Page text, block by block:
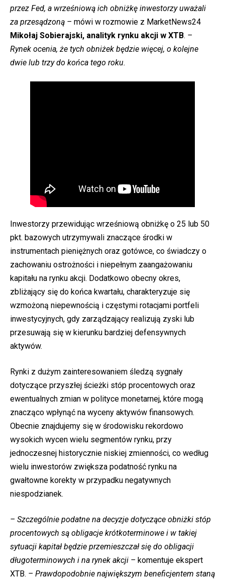
przez Fed, a wrześniową ich obniżkę inwestorzy uważali
za przesądzoną – mówi w rozmowie z MarketNews24
Mikołaj Sobierajski, analityk rynku akcji w XTB. –
Rynek ocenia, że tych obniżek będzie więcej, o kolejne
dwie lub trzy do końca tego roku.
Inwestorzy przewidując wrześniową obniżkę o 25 lub 50
pkt. bazowych utrzymywali znaczące środki w
instrumentach pieniężnych oraz gotówce, co świadczy o
zachowaniu ostrożności i niepełnym zaangażowaniu
kapitału na rynku akcji. Dodatkowo obecny okres,
zbliżający się do końca kwartału, charakteryzuje się
wzmożoną niepewnością i częstymi rotacjami portfeli
inwestycyjnych, gdy zarządzający realizują zyski lub
przesuwają się w kierunku bardziej defensywnych
aktywów.
Rynki z dużym zainteresowaniem śledzą sygnały
dotyczące przyszłej ścieżki stóp procentowych oraz
ewentualnych zmian w polityce monetarnej, które mogą
znacząco wpłynąć na wyceny aktywów finansowych.
Obecnie znajdujemy się w środowisku rekordowo
wysokich wycen wielu segmentów rynku, przy
jednoczesnej historycznie niskiej zmienności, co według
wielu inwestorów zwiększa podatność rynku na
gwałtowne korekty w przypadku negatywnych
niespodzianek.
– Szczególnie podatne na decyzje dotyczące obniżki stóp
procentowych są obligacje krótkoterminowe i w takiej
sytuacji kapitał będzie przemieszczał się do obligacji
długoterminowych i na rynek akcji – komentuje ekspert
XTB. – Prawdopodobnie największym beneficjentem staną